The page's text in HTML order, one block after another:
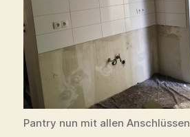
Pantry nun mit allen Anschlüssen